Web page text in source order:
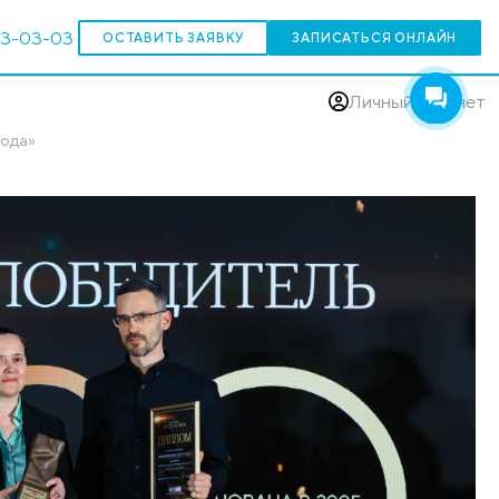
(383)303-03-03 ОСТАВИТЬ ЗАЯВКУ